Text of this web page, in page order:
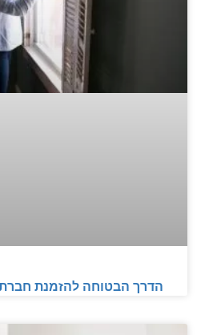
הדרך הבטוחה להזמנת חברת